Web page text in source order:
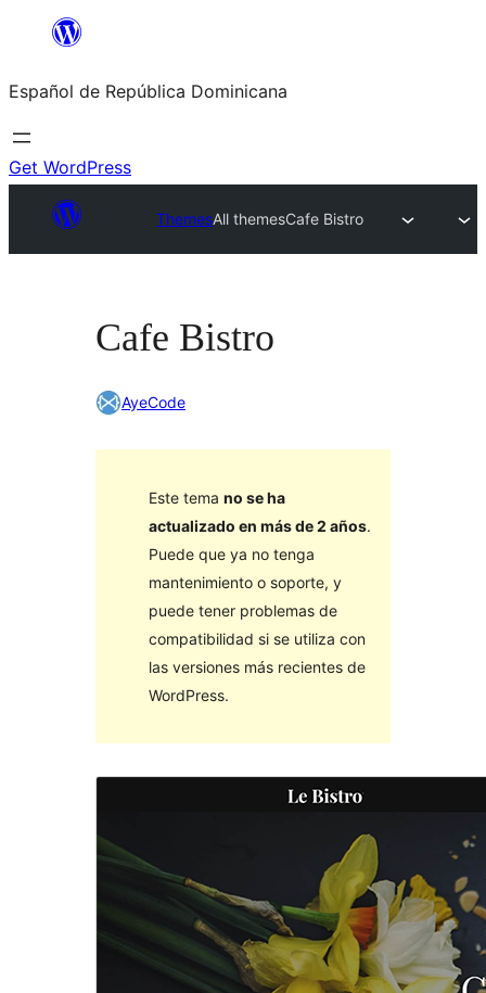
Saltar
contenido
Español de República Dominicana
Get WordPress
ThemesAll themesCafe Bistro
Cafe Bistro
AyeCode
Este tema no se ha
actualizado en más de 2 años.
Puede que ya no tenga
mantenimiento o soporte, y
puede tener problemas de
compatibilidad si se utiliza con
las versiones más recientes de
WordPress.